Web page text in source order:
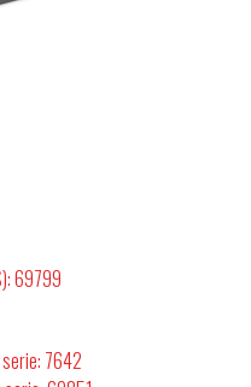
69799
7642